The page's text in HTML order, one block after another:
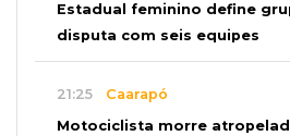
Estadual feminino define
disputa com seis equipes
21:25 Caarapó
Motociclista morre